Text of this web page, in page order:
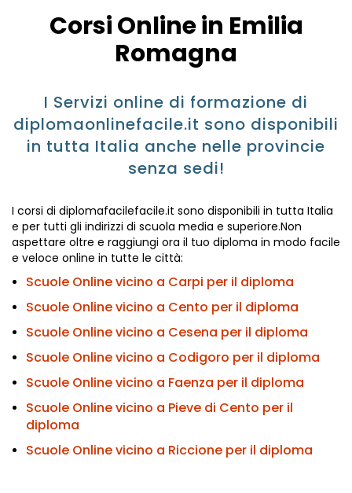
Corsi Online in Emilia
Romagna
I Servizi online di formazione di
diplomaonlinefacile.it sono disponibili
in tutta Italia anche nelle provincie
senza sedi!
I corsi di diplomafacilefacile.it sono disponibili in tutta Italia
e per tutti gli indirizzi di scuola media e superiore.Non
aspettare oltre e raggiungi ora il tuo diploma in modo facile
e veloce online in tutte le città:
Scuole Online vicino a Carpi per il diploma
Scuole Online vicino a Cento per il diploma
Scuole Online vicino a Cesena per il diploma
Scuole Online vicino a Codigoro per il diploma
Scuole Online vicino a Faenza per il diploma
Scuole Online vicino a Pieve di Cento per il
diploma
Scuole Online vicino a Riccione per il diploma